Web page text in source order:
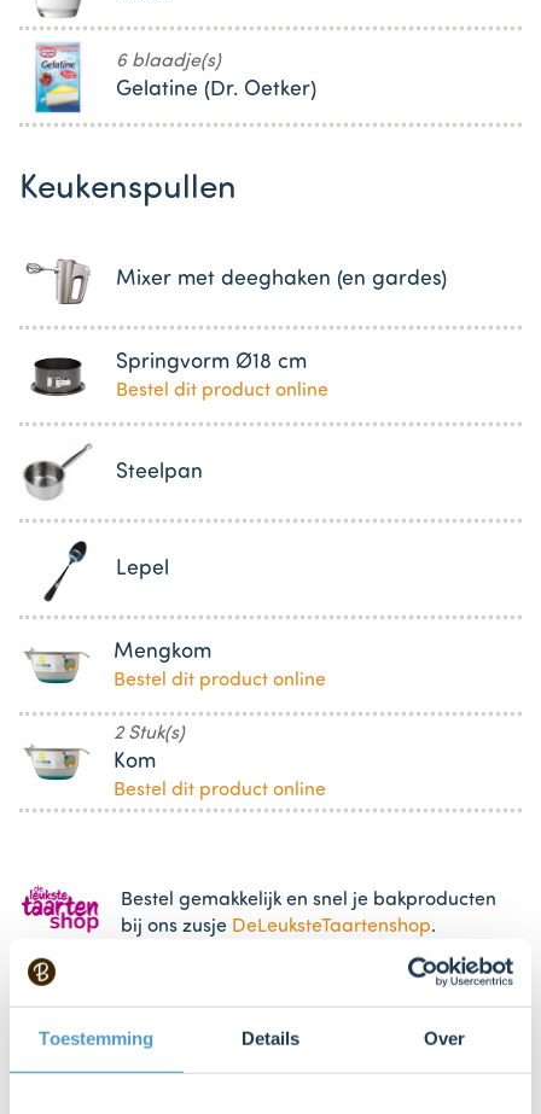
Toestemming Details Over
6 blaadje(s)
Gelatine (Dr. Oetker)
Keukenspullen
Mixer met deeghaken (en gardes)
Springvorm Ø18 cm
Bestel dit product online
Steelpan
Lepel
Mengkom
Bestel dit product online
2 Stuk(s)
Kom
Bestel dit product online
Bestel gemakkelijk en snel je bakproducten
bij ons zusje DeLeuksteTaartenshop.
Stappen